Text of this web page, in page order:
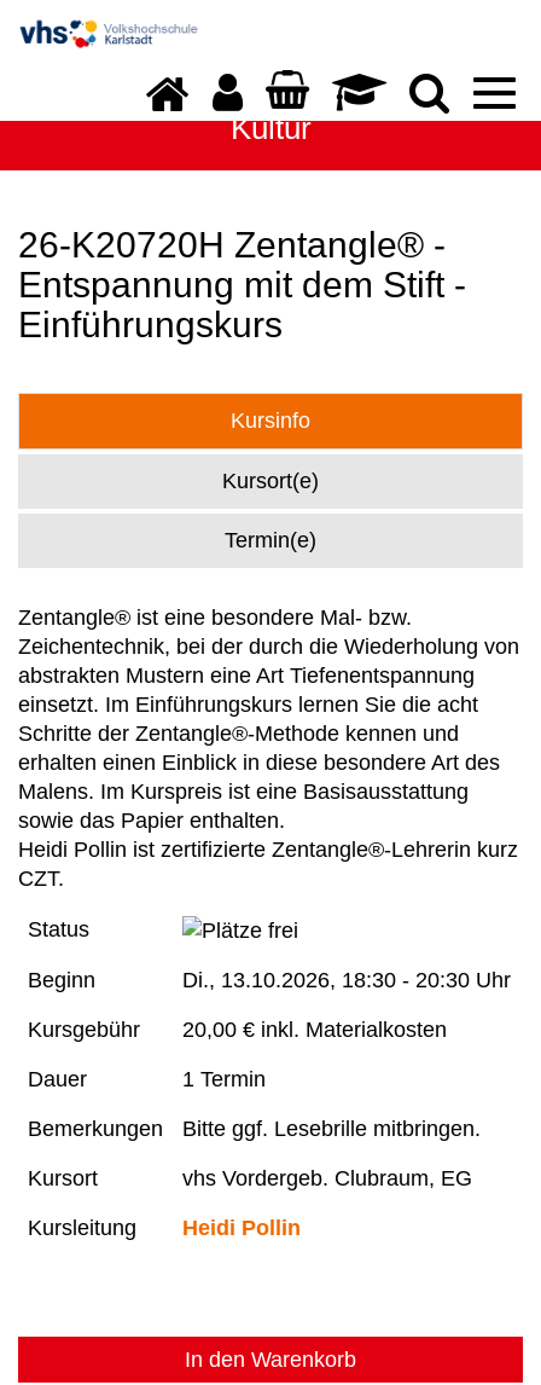
Kultur
26-K20720H Zentangle® -
Entspannung mit dem Stift -
Einführungskurs
Kursinfo
Kursort(e)
Termin(e)
Zentangle® ist eine besondere Mal- bzw.
Zeichentechnik, bei der durch die Wiederholung von
abstrakten Mustern eine Art Tiefenentspannung
einsetzt. Im Einführungskurs lernen Sie die acht
Schritte der Zentangle®-Methode kennen und
erhalten einen Einblick in diese besondere Art des
Malens. Im Kurspreis ist eine Basisausstattung
sowie das Papier enthalten.
Heidi Pollin ist zertifizierte Zentangle®-Lehrerin kurz
CZT.
Status
Beginn Di., 13.10.2026, 18:30 - 20:30 Uhr
Kursgebühr 20,00 € inkl. Materialkosten
Dauer 1 Termin
Bemerkungen Bitte ggf. Lesebrille mitbringen.
Kursort vhs Vordergeb. Clubraum, EG
Kursleitung Heidi Pollin
In den Warenkorb